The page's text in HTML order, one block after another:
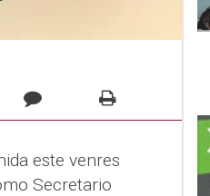
este venres
Secretario